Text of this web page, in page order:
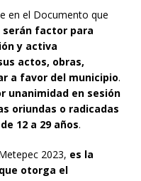
en el Documento que
factor para
y activa
actos, obras,
a favor del municipio.
unanimidad en sesión
oriundas o radicadas
12 a 29 años.
2023, es la
otorga el